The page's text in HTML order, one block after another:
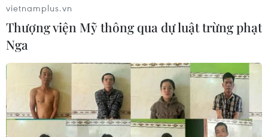
vietnamplus.vn
Thượng viện Mỹ thông qua dự luật trừng phạt
Nga